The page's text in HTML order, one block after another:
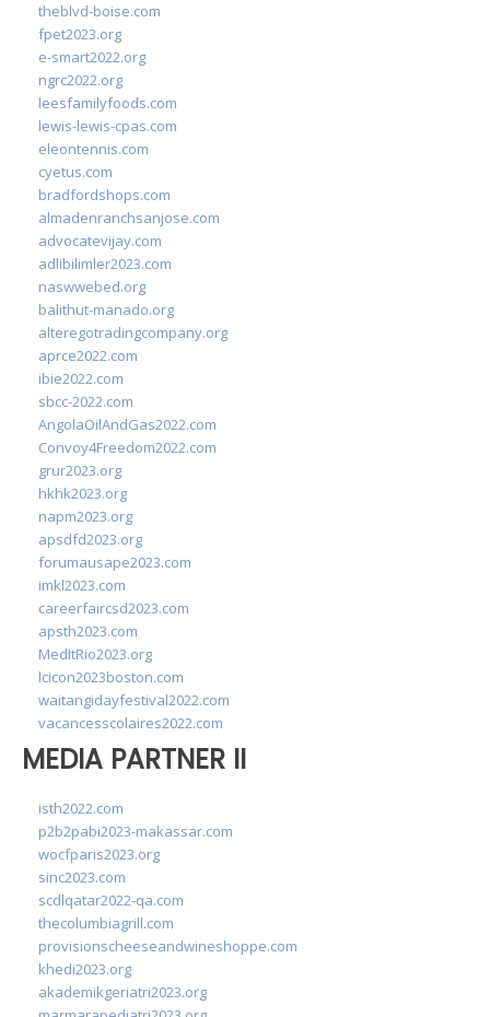
theblvd-boise.com
fpet2023.org
e-smart2022.org
ngrc2022.org
leesfamilyfoods.com
lewis-lewis-cpas.com
eleontennis.com
cyetus.com
bradfordshops.com
almadenranchsanjose.com
advocatevijay.com
adlibilimler2023.com
naswwebed.org
balithut-manado.org
alteregotradingcompany.org
aprce2022.com
ibie2022.com
sbcc-2022.com
AngolaOilAndGas2022.com
Convoy4Freedom2022.com
grur2023.org
hkhk2023.org
napm2023.org
apsdfd2023.org
forumausape2023.com
imkl2023.com
careerfaircsd2023.com
apsth2023.com
MedItRio2023.org
lcicon2023boston.com
waitangidayfestival2022.com
vacancesscolaires2022.com
MEDIA PARTNER II
isth2022.com
p2b2pabi2023-makassar.com
wocfparis2023.org
sinc2023.com
scdlqatar2022-qa.com
thecolumbiagrill.com
provisionscheeseandwineshoppe.com
khedi2023.org
akademikgeriatri2023.org